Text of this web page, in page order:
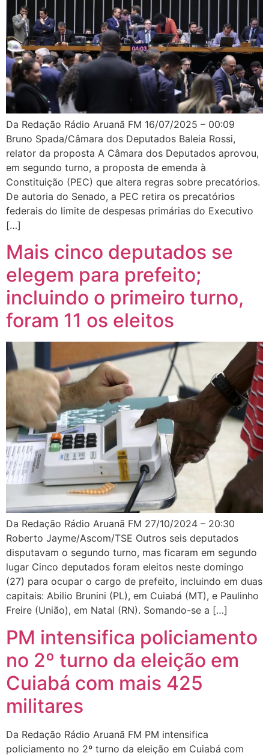
Da Redação Rádio Aruanã FM 16/07/2025 – 00:09
Bruno Spada/Câmara dos Deputados Baleia Rossi,
relator da proposta A Câmara dos Deputados aprovou,
em segundo turno, a proposta de emenda à
Constituição (PEC) que altera regras sobre precatórios.
De autoria do Senado, a PEC retira os precatórios
federais do limite de despesas primárias do Executivo
[…]
Mais cinco deputados se
elegem para prefeito;
incluindo o primeiro turno,
foram 11 os eleitos
Da Redação Rádio Aruanã FM 27/10/2024 – 20:30
Roberto Jayme/Ascom/TSE Outros seis deputados
disputavam o segundo turno, mas ficaram em segundo
lugar Cinco deputados foram eleitos neste domingo
(27) para ocupar o cargo de prefeito, incluindo em duas
capitais: Abilio Brunini (PL), em Cuiabá (MT), e Paulinho
Freire (União), em Natal (RN). Somando-se a […]
PM intensifica policiamento
no 2º turno da eleição em
Cuiabá com mais 425
militares
Da Redação Rádio Aruanã FM PM intensifica
policiamento no 2º turno da eleição em Cuiabá com